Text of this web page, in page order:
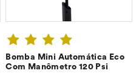
CONFIRA ➔
Bomba Mini Automática Eco
Com Manômetro 120 Psi